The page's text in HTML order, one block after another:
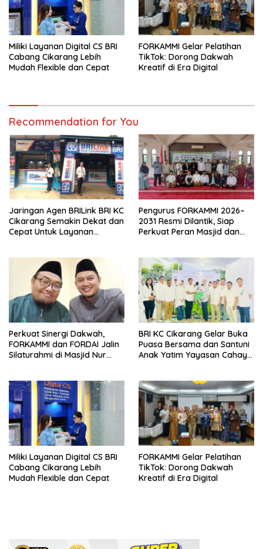
Miliki Layanan Digital CS BRI
Cabang Cikarang Lebih
Mudah Flexible dan Cepat
FORKAMMI Gelar Pelatihan
TikTok: Dorong Dakwah
Kreatif di Era Digital
Recommendation for You
Jaringan Agen BRILink BRI KC
Cikarang Semakin Dekat dan
Cepat Untuk Layanan
Pengurus FORKAMMI 2026–
2031 Resmi Dilantik, Siap
Perkuat Peran Masjid dan
Perkuat Sinergi Dakwah,
FORKAMMI dan FORDAI Jalin
Silaturahmi di Masjid Nur
BRI KC Cikarang Gelar Buka
Puasa Bersama dan Santuni
Anak Yatim Yayasan Cahaya
Miliki Layanan Digital CS BRI
Cabang Cikarang Lebih
Mudah Flexible dan Cepat
FORKAMMI Gelar Pelatihan
TikTok: Dorong Dakwah
Kreatif di Era Digital